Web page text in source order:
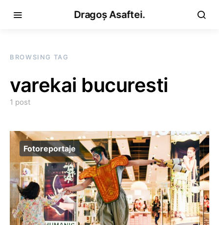
Dragoș Asaftei.
BROWSING TAG
varekai bucuresti
1 post
Fotoreportaje